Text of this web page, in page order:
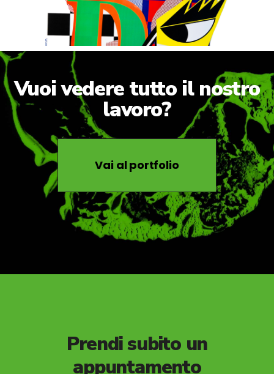
Vuoi vedere tutto il nostro
lavoro?​
Vai al portfolio
appuntamento